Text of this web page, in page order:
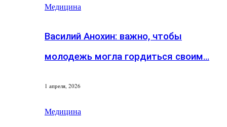
Медицина
Василий Анохин: важно, чтобы
молодежь могла гордиться своим…
1 апреля, 2026
Медицина